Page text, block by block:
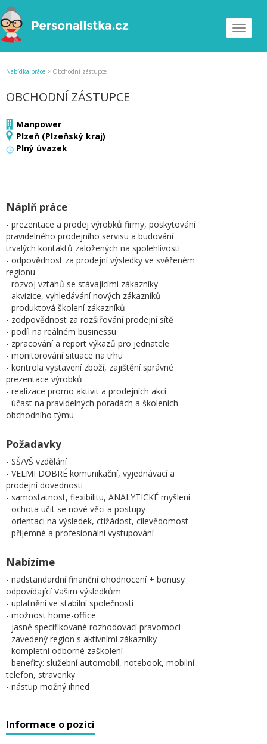
Toggle
Nabídka práce > Obchodní zástupce
OBCHODNÍ ZÁSTUPCE
Manpower
Plzeň (Plzeňský kraj)
Plný úvazek
Náplň práce
- prezentace a prodej výrobků firmy, poskytování
pravidelného prodejního servisu a budování
trvalých kontaktů založených na spolehlivosti
- odpovědnost za prodejní výsledky ve svěřeném
regionu
- rozvoj vztahů se stávajícími zákazníky
- akvizice, vyhledávání nových zákazníků
- produktová školení zákazníků
- zodpovědnost za rozšiřování prodejní sítě
- podíl na reálném businessu
- zpracování a report výkazů pro jednatele
- monitorování situace na trhu
- kontrola vystavení zboží, zajištění správné
prezentace výrobků
- realizace promo aktivit a prodejních akcí
- účast na pravidelných poradách a školeních
obchodního týmu
Požadavky
- SŠ/VŠ vzdělání
- VELMI DOBRÉ komunikační, vyjednávací a
prodejní dovednosti
- samostatnost, flexibilitu, ANALYTICKÉ myšlení
- ochota učit se nové věci a postupy
- orientaci na výsledek, ctižádost, cílevědomost
- příjemné a profesionální vystupování
Nabízíme
- nadstandardní finanční ohodnocení + bonusy
odpovídající Vašim výsledkům
- uplatnění ve stabilní společnosti
- možnost home-office
- jasně specifikované rozhodovací pravomoci
- zavedený region s aktivními zákazníky
- kompletní odborné zaškolení
- benefity: služební automobil, notebook, mobilní
telefon, stravenky
- nástup možný ihned
Informace o pozici